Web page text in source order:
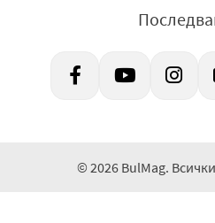
© 2026 BulMag.